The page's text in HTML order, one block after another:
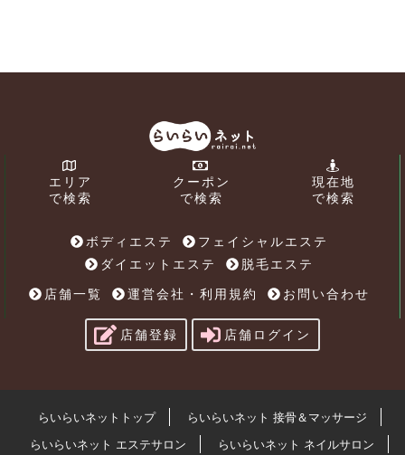
エリア
で検索
クーポン
で検索
現在地
で検索
ボディエステ
フェイシャルエステ
ダイエットエステ
脱毛エステ
店舗一覧
運営会社・利用規約 お問い合わせ
店舗登録 店舗ログイン
らいらいネットトップ
らいらいネット 接骨＆マッサージ
らいらいネット エステサロン
らいらいネット ネイルサロン